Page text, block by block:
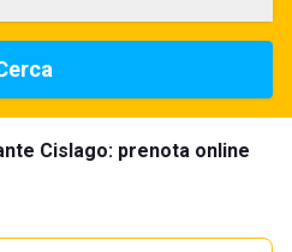
Cislago: prenota online